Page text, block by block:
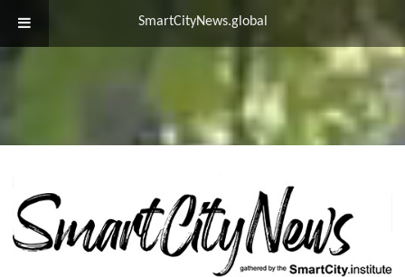
SmartCityNews.global